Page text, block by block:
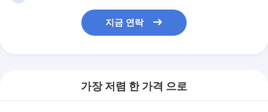
지금 연락
가장 저렴 한 가격 으로